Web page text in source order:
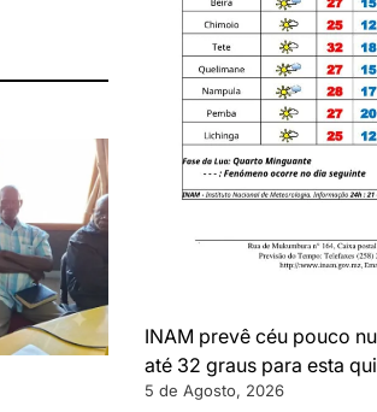
INAM prevê céu pouco
até 32 graus para esta
5 de Agosto, 2026